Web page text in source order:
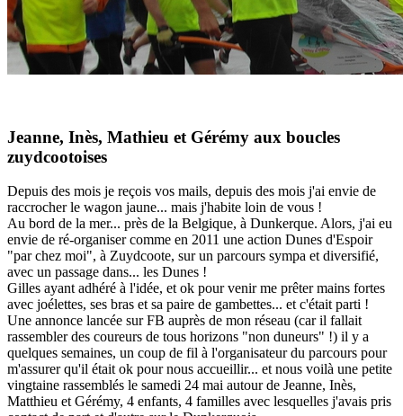
Jeanne, Inès, Mathieu et Gérémy aux boucles
zuydcootoises
Depuis des mois je reçois vos mails, depuis des mois j'ai envie de
raccrocher le wagon jaune... mais j'habite loin de vous !
Au bord de la mer... près de la Belgique, à Dunkerque. Alors, j'ai eu
envie de ré-organiser comme en 2011 une action Dunes d'Espoir
"par chez moi", à Zuydcoote, sur un parcours sympa et diversifié,
avec un passage dans... les Dunes !
Gilles ayant adhéré à l'idée, et ok pour venir me prêter mains fortes
avec joélettes, ses bras et sa paire de gambettes... et c'était parti !
Une annonce lancée sur FB auprès de mon réseau (car il fallait
rassembler des coureurs de tous horizons "non duneurs" !) il y a
quelques semaines, un coup de fil à l'organisateur du parcours pour
m'assurer qu'il était ok pour nous accueillir... et nous voilà une petite
vingtaine rassemblés le samedi 24 mai autour de Jeanne, Inès,
Matthieu et Gérémy, 4 enfants, 4 familles avec lesquelles j'avais pris